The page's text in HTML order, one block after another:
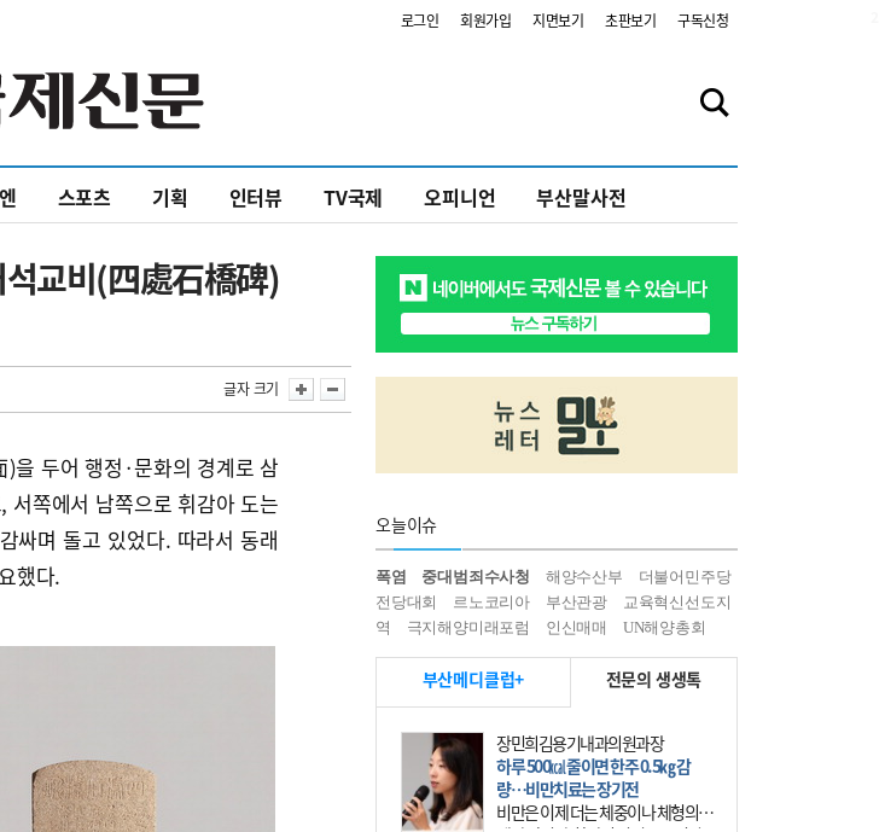
로그인 회원가입 지면보기 초판보기 구독신청
스포츠 기획 인터뷰 TV국제 오피니언 부산말사전
석교비(四處石橋碑)
글자 크기
을 두어 행정·문화의 경계로 삼
서쪽에서 남쪽으로 휘감아 도는
싸며 돌고 있었다. 따라서 동래
했다.
오늘이슈
폭염 중대범죄수사청 해양수산부
더불어민주당
전당대회
르노코리아 부산관광
교육혁신선도지
역
극지해양미래포럼 인신매매 UN해양총회
부산메디클럽+ 전문의 생생톡
장민희김용기내과의원과장
하루 500㎉ 줄이면 한주 0.5㎏ 감
량…비만치료는 장기전
비만은 이제 더는 체중이나 체형의 문